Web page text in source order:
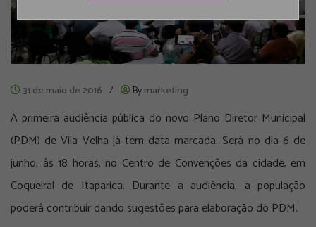
31 de maio de 2016 / Bymarketing
A primeira audiência pública do novo Plano Diretor Municipal
(PDM) de Vila Velha já tem data marcada. Será no dia 6 de
junho, às 18 horas, no Centro de Convenções da cidade, em
Coqueiral de Itaparica. Durante a audiência, a população
poderá contribuir dando sugestões para elaboração do PDM.